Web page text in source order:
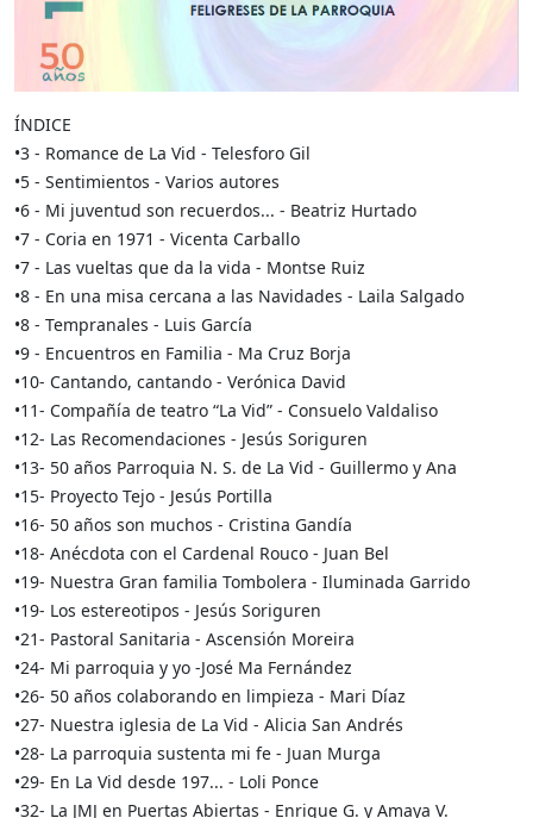
ÍNDICE
•3 - Romance de La Vid - Telesforo Gil
•5 - Sentimientos - Varios autores
•6 - Mi juventud son recuerdos... - Beatriz Hurtado
•7 - Coria en 1971 - Vicenta Carballo
•7 - Las vueltas que da la vida - Montse Ruiz
•8 - En una misa cercana a las Navidades - Laila Salgado
•8 - Tempranales - Luis García
•9 - Encuentros en Familia - Ma Cruz Borja
•10- Cantando, cantando - Verónica David
•11- Compañía de teatro “La Vid” - Consuelo Valdaliso
•12- Las Recomendaciones - Jesús Soriguren
•13- 50 años Parroquia N. S. de La Vid - Guillermo y Ana
•15- Proyecto Tejo - Jesús Portilla
•16- 50 años son muchos - Cristina Gandía
•18- Anécdota con el Cardenal Rouco - Juan Bel
•19- Nuestra Gran familia Tombolera - Iluminada Garrido
•19- Los estereotipos - Jesús Soriguren
•21- Pastoral Sanitaria - Ascensión Moreira
•24- Mi parroquia y yo -José Ma Fernández
•26- 50 años colaborando en limpieza - Mari Díaz
•27- Nuestra iglesia de La Vid - Alicia San Andrés
•28- La parroquia sustenta mi fe - Juan Murga
•29- En La Vid desde 197... - Loli Ponce
•32- La JMJ en Puertas Abiertas - Enrique G. y Amaya V.